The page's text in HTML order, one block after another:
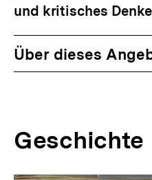
und kritisches
Über dieses
Geschichte